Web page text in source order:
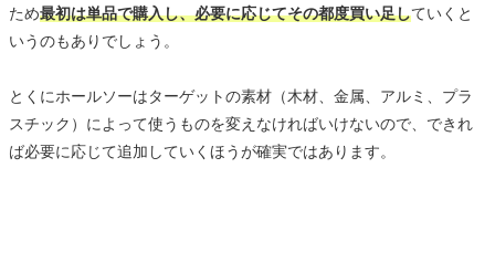
ため最初は単品で購入し、必要に応じてその都度買い足していくと
いうのもありでしょう。
とくにホールソーはターゲットの素材（木材、金属、アルミ、プラ
スチック）によって使うものを変えなければいけないので、できれ
ば必要に応じて追加していくほうが確実ではあります。